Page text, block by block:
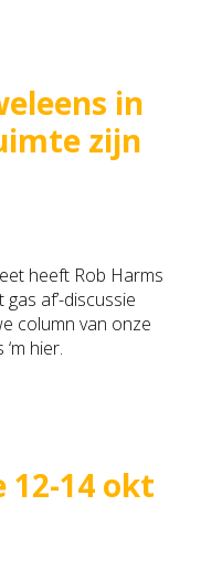
in
zijn
heeft Rob Harms
af’-discussie
column van onze
hier.
12-14 okt